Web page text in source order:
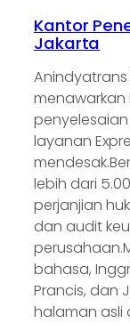
Kantor
Jakarta
layanan
lebih dari
perjanjian
dan audit
bahasa,
Prancis, dan
halaman asli